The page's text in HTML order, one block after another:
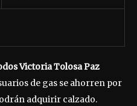
Victoria Tolosa Paz
de gas se ahorren por
adquirir calzado.